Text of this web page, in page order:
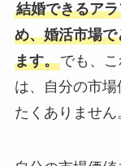
結婚できるア
め、婚活市場
ます。でも、
は、自分の市
たくありません